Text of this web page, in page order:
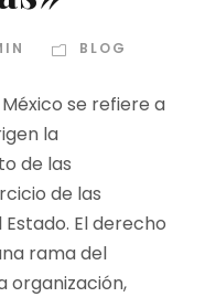
BLOG
se refiere a
la
de las
de las
El derecho
rama del
organización,